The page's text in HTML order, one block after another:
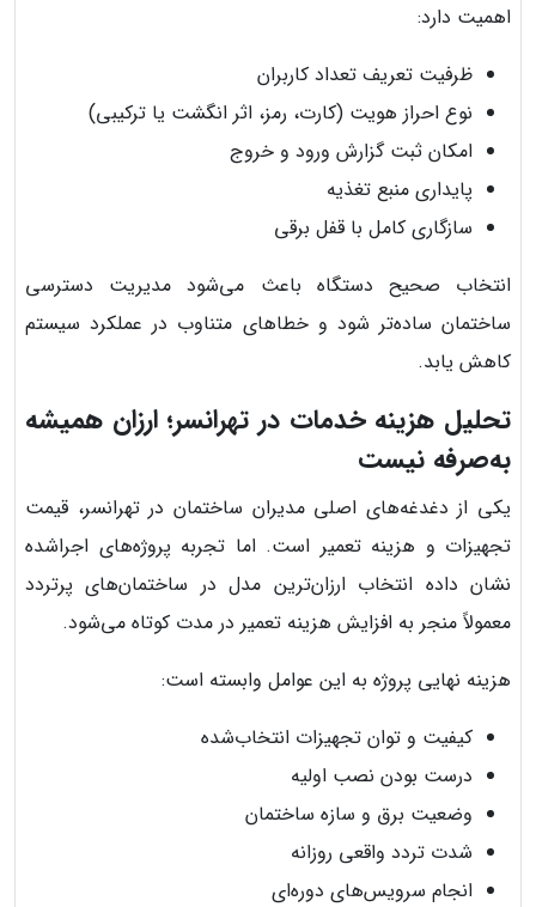
اهمیت دارد:
ظرفیت تعریف تعداد کاربران
نوع احراز هویت (کارت، رمز، اثر انگشت یا ترکیبی)
امکان ثبت گزارش ورود و خروج
پایداری منبع تغذیه
سازگاری کامل با قفل برقی
انتخاب صحیح دستگاه باعث می‌شود مدیریت دسترسی
ساختمان ساده‌تر شود و خطاهای متناوب در عملکرد سیستم
کاهش یابد.
تحلیل هزینه خدمات در تهرانسر؛ ارزان همیشه
به‌صرفه نیست
یکی از دغدغه‌های اصلی مدیران ساختمان در تهرانسر، قیمت
تجهیزات و هزینه تعمیر است. اما تجربه پروژه‌های اجراشده
نشان داده انتخاب ارزان‌ترین مدل در ساختمان‌های پرتردد
معمولاً منجر به افزایش هزینه تعمیر در مدت کوتاه می‌شود.
هزینه نهایی پروژه به این عوامل وابسته است:
کیفیت و توان تجهیزات انتخاب‌شده
درست بودن نصب اولیه
وضعیت برق و سازه ساختمان
شدت تردد واقعی روزانه
انجام سرویس‌های دوره‌ای